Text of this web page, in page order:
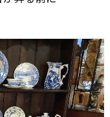
昇る​前に